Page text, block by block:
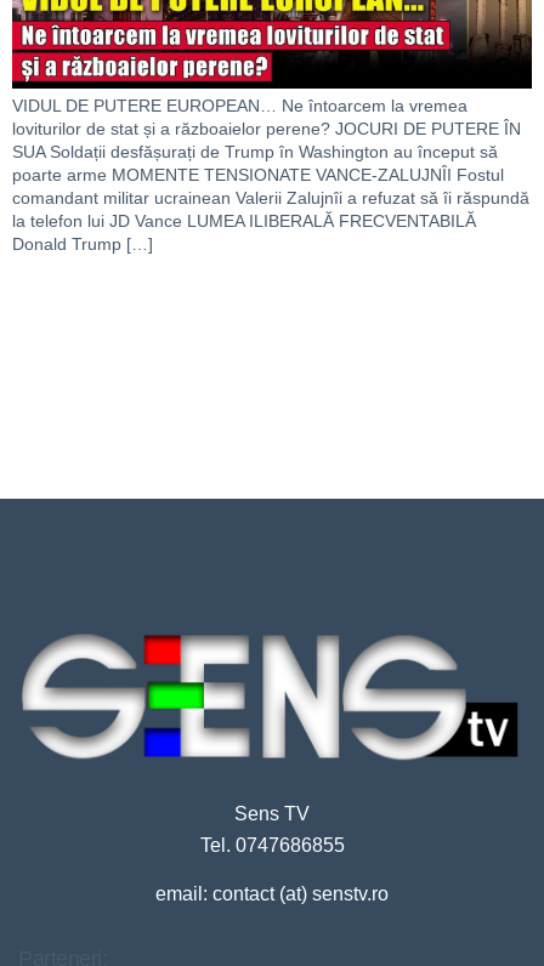
VIDUL DE PUTERE EUROPEAN… Ne întoarcem la vremea
loviturilor de stat și a războaielor perene? JOCURI DE PUTERE ÎN
SUA Soldații desfășurați de Trump în Washington au început să
poarte arme MOMENTE TENSIONATE VANCE-ZALUJNÎI Fostul
comandant militar ucrainean Valerii Zalujnîi a refuzat să îi răspundă
la telefon lui JD Vance LUMEA ILIBERALĂ FRECVENTABILĂ
Donald Trump […]
Sens TV
Tel. 0747686855
email: contact (at) senstv.ro